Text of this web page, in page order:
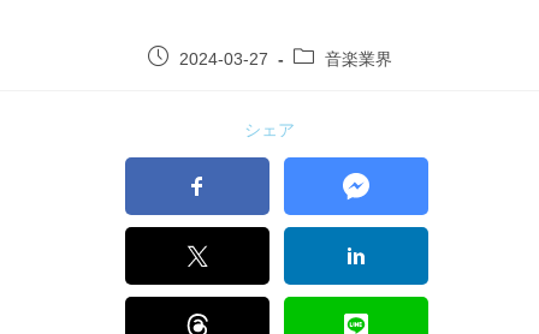
2024-03-27 音楽業界
シェア